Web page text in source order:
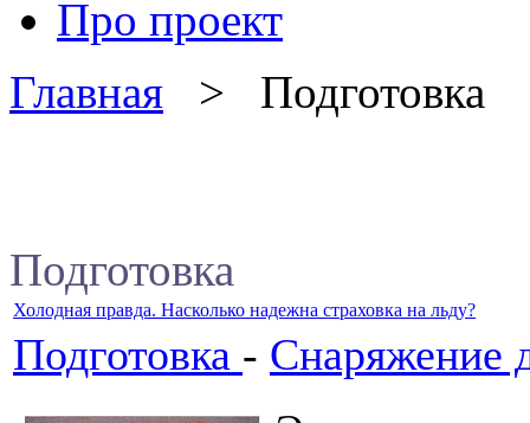
Про проект
Главная > Подготовка
Подготовка
Холодная правда. Насколько надежна страховка на льду?
Подготовка - Снаряжение